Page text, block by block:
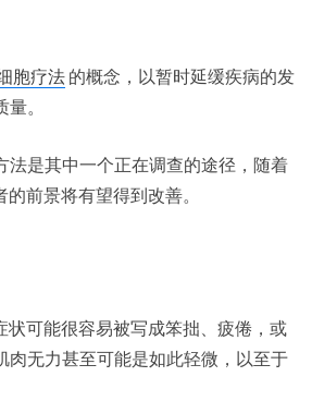
胞疗法 的概念，以暂时延缓疾病的发
。
法是其中一个正在调查的途径，随着
前景将有望得到改善。
状可能很容易被写成笨拙、疲倦，或
肉无力甚至可能是如此轻微，以至于